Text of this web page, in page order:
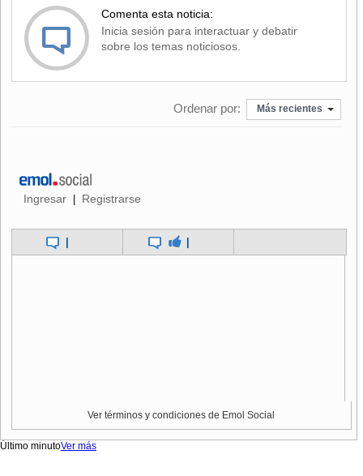
Comenta esta noticia:
Inicia sesión para interactuar y debatir
sobre los temas noticiosos.
Ordenar por: Más recientes
Ingresar | Registrarse
| |
Ver términos y condiciones de Emol Social
Último minutoVer más